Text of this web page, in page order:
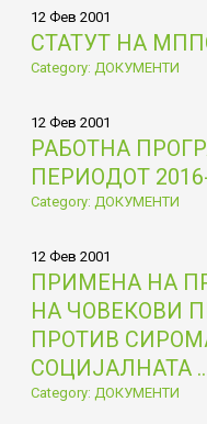
12 Фев 2001
СТАТУТ НА
Category: ДОКУМЕНТИ
12 Фев 2001
РАБОТНА
ПЕРИОДОТ
Category: ДОКУМЕНТИ
12 Фев 2001
ПРИМЕНА НА
НА ЧОВЕКОВИ
ПРОТИВ
СОЦИЈАЛНАТА
Category: ДОКУМЕНТИ